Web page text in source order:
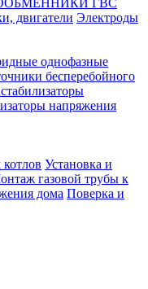
ГВС
двигатели Электроды
однофазные
бесперебойного
напряжения
Установка и
газовой трубы к
дома Поверка и